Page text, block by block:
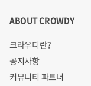
ABOUT CROWDY
크라우디란?
공지사항
커뮤니티 파트너